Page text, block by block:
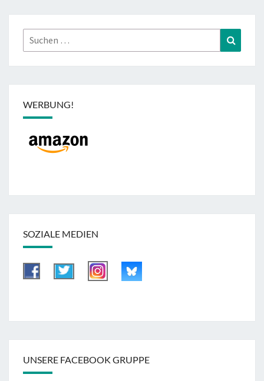
Suchen
nach:
WERBUNG!
SOZIALE MEDIEN
UNSERE FACEBOOK GRUPPE